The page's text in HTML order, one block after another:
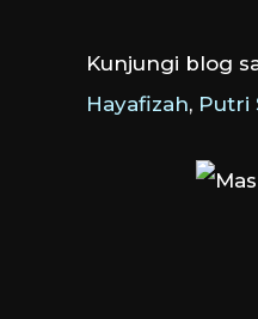
Kunjungi blog
Hayafizah, Putri